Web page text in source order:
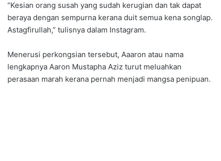
“Kesian orang susah yang sudah kerugian dan tak dapat
beraya dengan sempurna kerana duit semua kena songlap.
Astagfirullah,” tulisnya dalam Instagram.
Menerusi perkongsian tersebut, Aaaron atau nama
lengkapnya Aaron Mustapha Aziz turut meluahkan
perasaan marah kerana pernah menjadi mangsa penipuan.